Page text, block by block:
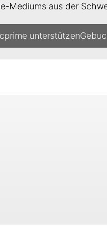
Mediums aus der
unterstützen